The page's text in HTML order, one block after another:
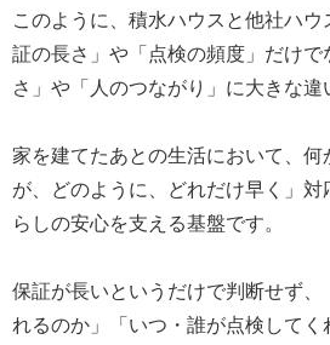
このように、積水ハウスと他社ハ
証の長さ」や「点検の頻度」だけで
さ」や「人のつながり」に大きな違
家を建てたあとの生活において、何
が、どのように、どれだけ早く」対
らしの安心を支える基盤です。
保証が長いというだけで判断せず、
れるのか」「いつ・誰が点検してく